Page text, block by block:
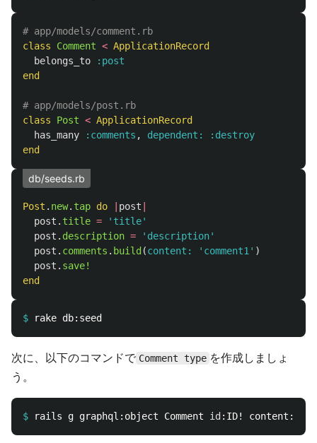
# app/models/comment.rb
class
Comment < ApplicationRecord
belongs_to
:post
end
# app/models/post.rb
class
Post < ApplicationRecord
has_many
:comments ,
dependent: :destroy
end
db/seeds.rb
Post . new. tap do post
post . title =
'title'
post . description =
'description'
post . comments . build (content: 'comment1' )
post . save!
end
$
次に、以下のコマンドで Comment type を作成しましょ
う。
$ rails g graphql:object Comment id